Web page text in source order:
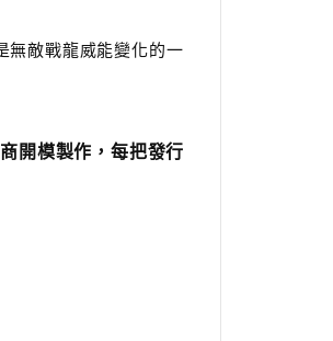
無敵戰龍威能變化的一
開模製作，每把發行